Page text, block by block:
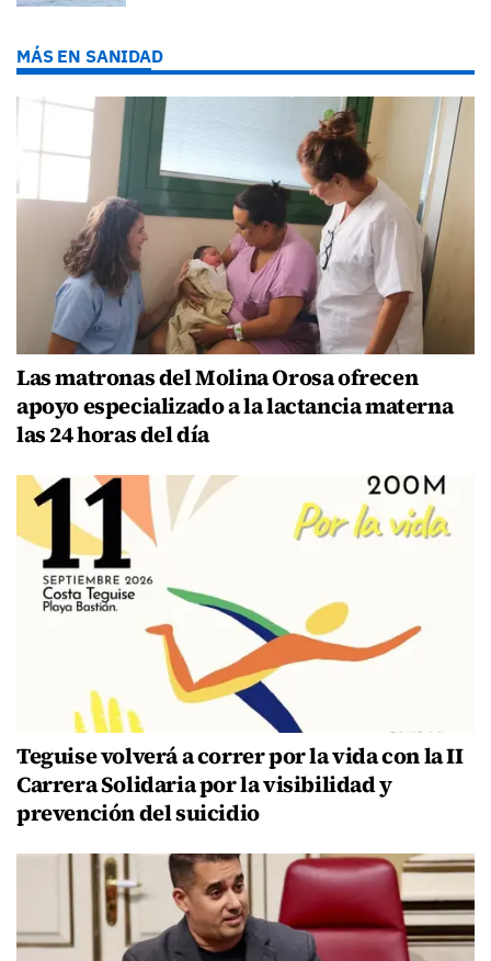
MÁS EN SANIDAD
Las matronas del Molina Orosa ofrecen
apoyo especializado a la lactancia materna
las 24 horas del día
Teguise volverá a correr por la vida con la II
Carrera Solidaria por la visibilidad y
prevención del suicidio